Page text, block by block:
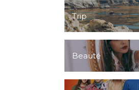
Trip
Beauté